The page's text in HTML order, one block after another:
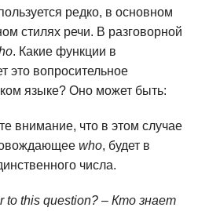
редко, в основном
стилях речи. В разговорной
. Какие функции в
это вопросительное
языке? Оно может быть:
внимание, что в этом случае
who, будет в
числа.
to this question? – Кто знает